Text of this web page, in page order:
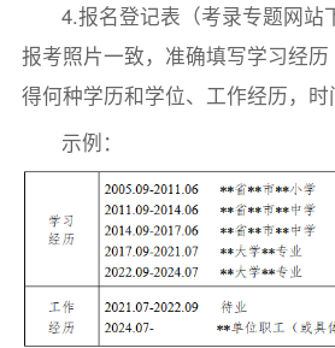
4.报名登记表（考录专题网站
报考照片一致，准确填写学习经
得何种学历和学位、工作经历，时
示例：